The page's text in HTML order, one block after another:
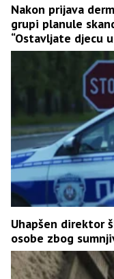
Nakon prijava
grupi planule
“Ostavljate djecu
Uhapšen direktor
osobe zbog